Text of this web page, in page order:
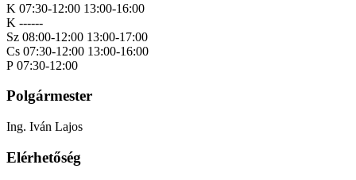
K 07:30-12:00 13:00-16:00
K ------
Sz 08:00-12:00 13:00-17:00
Cs 07:30-12:00 13:00-16:00
P 07:30-12:00
Polgármester
Ing. Iván Lajos
Elérhetőség